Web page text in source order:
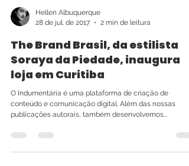
Hellen Albuquerque
28 de jul. de 2017
2 min de leitura
The Brand Brasil, da estilista
Soraya da Piedade, inaugura
loja em Curitiba
O Indumentária é uma plataforma de criação de
conteúdo e comunicação digital. Além das nossas
publicações autorais, também desenvolvemos...